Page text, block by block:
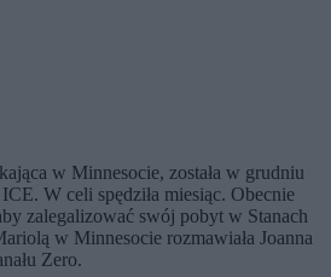
w Minnesocie, została w grudniu
W celi spędziła miesiąc. Obecnie
zalegalizować swój pobyt w Stanach
w Minnesocie rozmawiała Joanna
Zero.